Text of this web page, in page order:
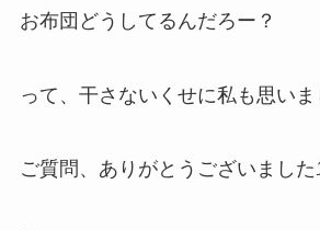
お布団どうしてるんだろー？
って、干さないくせに私も思いま
ご質問、ありがとうございました